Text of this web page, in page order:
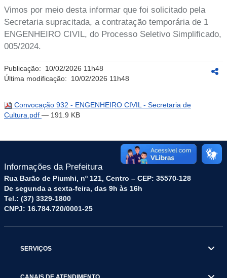
Vimos por meio desta informar que foi solicitado pela
Secretaria supracitada, a contratação temporária de 1
ENGENHEIRO CIVIL, do Processo Seletivo Simplificado,
005/2024.
Publicação: 10/02/2026 11h48
Última modificação: 10/02/2026 11h48
Convocação 932 - ENGENHEIRO CIVIL - Secretaria de
Cultura.pdf — 191.9 KB
Informações da Prefeitura
Rua Barão de Piumhi, nº 121, Centro – CEP: 35570-128
De segunda a sexta-feira, das 9h às 16h
Tel.: (37) 3329-1800
CNPJ: 16.784.720/0001-25
SERVIÇOS